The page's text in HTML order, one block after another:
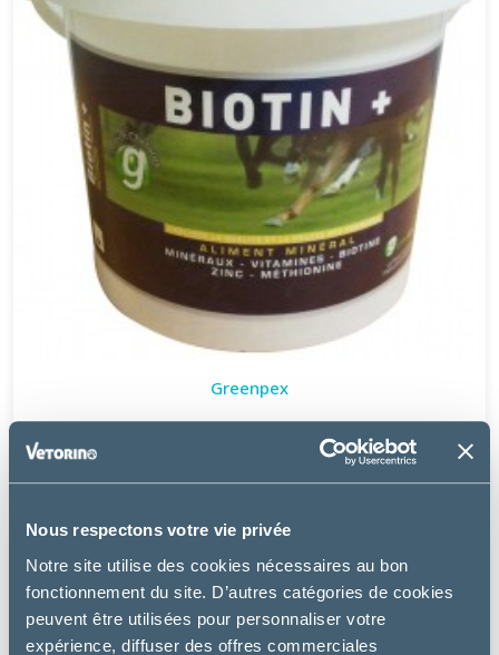
Nous respectons votre vie privée
Notre site utilise des cookies nécessaires au bon
fonctionnement du site. D’autres catégories de cookies
peuvent être utilisées pour personnaliser votre
expérience, diffuser des offres commerciales
Greenpex
BIOTIN +